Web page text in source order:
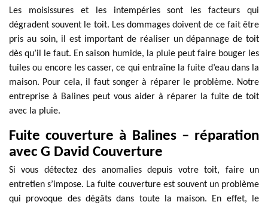
Les moisissures et les intempéries sont les facteurs qui
dégradent souvent le toit. Les dommages doivent de ce fait être
pris au soin, il est important de réaliser un dépannage de toit
dès qu’il le faut. En saison humide, la pluie peut faire bouger les
tuiles ou encore les casser, ce qui entraîne la fuite d’eau dans la
maison. Pour cela, il faut songer à réparer le problème. Notre
entreprise à Balines peut vous aider à réparer la fuite de toit
avec la pluie.
Fuite couverture à Balines – réparation
avec G David Couverture
Si vous détectez des anomalies depuis votre toit, faire un
entretien s’impose. La fuite couverture est souvent un problème
qui provoque des dégâts dans toute la maison. En effet, le